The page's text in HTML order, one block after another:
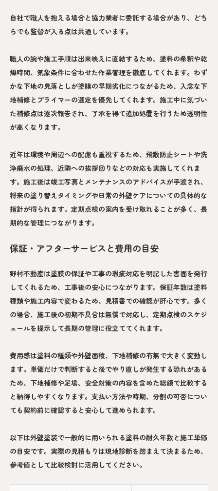
自社で職人を抱える場合と協力業者に委託する場合があり、どち
らでも監督が入る点は共通しています。
職人の腕や施工手順は出来映えに直結するため、塗料の希釈や乾
燥時間、気象条件に合わせた作業管理を徹底してくれます。わず
かな下地の見落としが塗膜の早期劣化につながるため、入念な下
地補修とプライマーの選定を優先してくれます。施工中に気づい
た補修点は逐次報告され、了承を得て追加処置を行うため透明性
が高くなります。
近年は環境や周辺への配慮も重視するため、飛散防止シートや洗
浄廃水の処理、近隣への挨拶回りなどの対応も実施してくれま
す。施工後は竣工写真とメンテナンスのアドバイスが手渡され、
将来の塗り替えタイミングや日常の外壁ケアについての具体的な
指針が得られます。定期点検の案内を受け取れることが多く、長
期的な管理につながります。
保証・アフターサービスと費用の目安
野村不動産は塗膜の保証や工事の瑕疵対応を明記した書面を発行
してくれるため、工事後の安心につながります。保証年数は塗料
種類や施工内容で変わるため、見積書での確認が肝心です。多く
の場合、施工後の初期不具合は無償で対応し、定期点検のスケジ
ュールを提示して長期の管理に役立ててくれます。
費用感は塗料の種類や外壁面積、下地補修の有無で大きく変動し
ます。単価だけで判断すると後でやり直しが発生する恐れがある
ため、下地補修や足場、安全対策の内容を含めた総額で比較する
と納得しやすくなります。支払い方法や時期、分割の可否につい
ても契約前に確認すると安心して進められます。
以下は外壁塗装で一般的に用いられる塗料の耐久年数と施工単価
の目安です。実際の見積もりは現地診断を踏まえて決まるため、
参考値として比較検討に活用してください。